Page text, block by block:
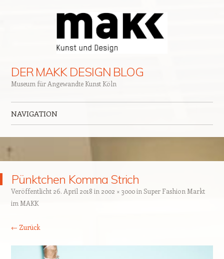
DER MAKK DESIGN BLOG
Museum für Angewandte Kunst Köln
NAVIGATION
Pünktchen Komma Strich
Veröffentlicht 26. April 2018 in 2002 × 3000in Super Fashion Markt
im MAKK
← Zurück